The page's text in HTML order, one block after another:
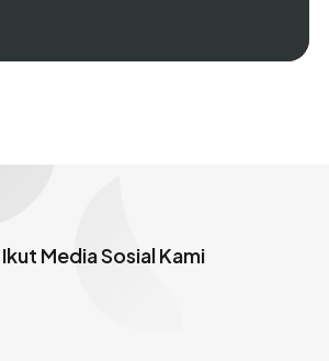
Ikut Media Sosial Kami